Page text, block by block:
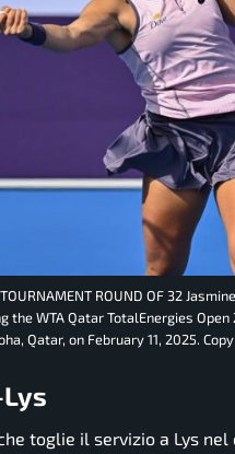
TOURNAMENT ROUND OF 32
the WTA Qatar TotalEnergies
Qatar, on February 11, 2025.
toglie il servizio a Lys